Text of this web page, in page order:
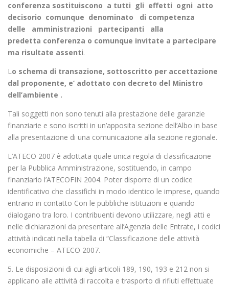
conferenza sostituiscono a tutti gli effetti ogni atto
decisorio comunque denominato di competenza
delle amministrazioni partecipanti alla
predetta conferenza o comunque invitate a partecipare
ma risultate assenti.
Lo schema di transazione, sottoscritto per accettazione
dal proponente, e’ adottato con decreto del Ministro
dell’ambiente .
Tali soggetti non sono tenuti alla prestazione delle garanzie
finanziarie e sono iscritti in un’apposita sezione dell’Albo in base
alla presentazione di una comunicazione alla sezione regionale.
L’ATECO 2007 è adottata quale unica regola di classificazione
per la Pubblica Amministrazione, sostituendo, in campo
finanziario l’ATECOFIN 2004. Poter disporre di un codice
identificativo che classifichi in modo identico le imprese, quando
entrano in contatto Con le pubbliche istituzioni e quando
dialogano tra loro. I contribuenti devono utilizzare, negli atti e
nelle dichiarazioni da presentare all’Agenzia delle Entrate, i codici
attività indicati nella tabella di “Classificazione delle attività
economiche – ATECO 2007.
5. Le disposizioni di cui agli articoli 189, 190, 193 e 212 non si
applicano alle attività di raccolta e trasporto di rifiuti effettuate